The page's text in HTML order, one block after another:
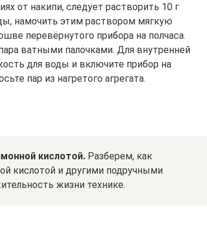
от накипи, следует растворить 10 г
намочить этим раствором мягкую
перевёрнутого прибора на полчаса.
ватными палочками. Для внутренней
для воды и включите прибор на
пар из нагретого агрегата.
кислотой. Разберем, как
кислотой и другими подручными
жизни технике.